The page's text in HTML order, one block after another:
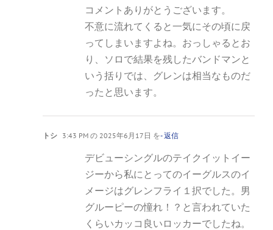
コメントありがとうございます。
不意に流れてくると一気にその頃に戻
ってしまいますよね。おっしゃるとお
り、ソロで結果を残したバンドマンと
いう括りでは、グレンは相当なものだ
ったと思います。
トシ 3:43 PM の 2025年6月17日 を- 返信
デビューシングルのテイクイットイー
ジーから私にとってのイーグルスのイ
メージはグレンフライ１択でした。男
グルーピーの憧れ！？と言われていた
くらいカッコ良いロッカーでしたね。